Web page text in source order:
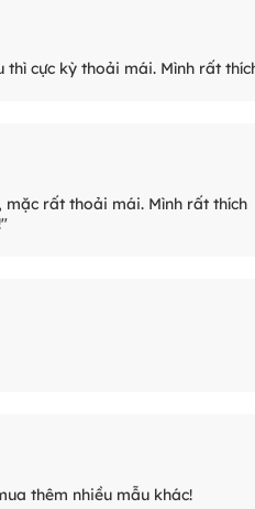
cực kỳ thoải mái. Mình rất
rất thoải mái. Mình rất thích
thêm nhiều mẫu khác!